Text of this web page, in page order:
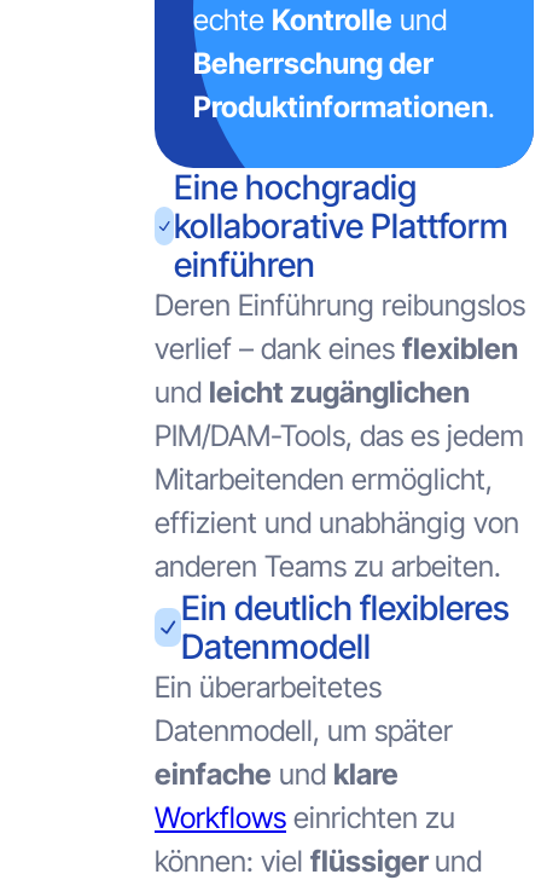
echte Kontrolle und
Beherrschung der
Produktinformationen.
Eine hochgradig
kollaborative Plattform
einführen
Deren Einführung reibungslos
verlief – dank eines flexiblen
und leicht zugänglichen
PIM/DAM-Tools, das es jedem
Mitarbeitenden ermöglicht,
effizient und unabhängig von
anderen Teams zu arbeiten.
Ein deutlich flexibleres
Datenmodell
Ein überarbeitetes
Datenmodell, um später
einfache und klare
Workflows einrichten zu
können: viel flüssiger und